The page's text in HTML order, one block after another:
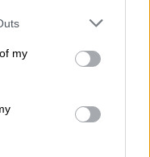
one or more Google
You may click to
third-party tags to
in below Google
my
το βράδυ.
που έγραφε,
και λέγαμε τα
είχε ανάγκη
με έπαιρνε
κοντά. Ήρθε μια